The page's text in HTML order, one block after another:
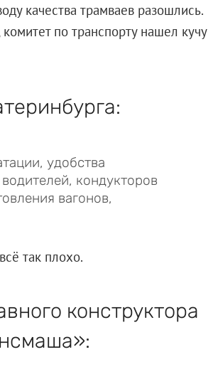
качества трамваев разошлись.
по транспорту нашел кучу
удобства
кондукторов
вагонов,
так плохо.
конструктора